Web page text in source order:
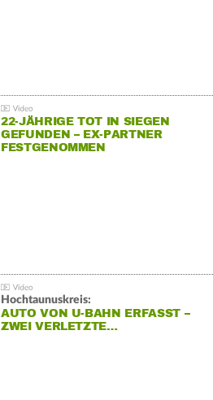
22-JÄHRIGE TOT IN SIEGEN
GEFUNDEN – EX-PARTNER
FESTGENOMMEN
Hochtaunuskreis:
AUTO VON U-BAHN ERFASST –
ZWEI VERLETZTE…